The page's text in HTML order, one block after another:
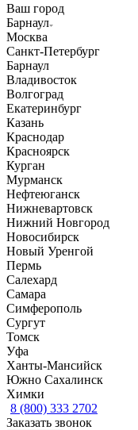
Ваш город
Барнаул
Москва
Санкт-Петербург
Барнаул
Владивосток
Волгоград
Екатеринбург
Казань
Краснодар
Красноярск
Курган
Мурманск
Нефтеюганск
Нижневартовск
Нижний Новгород
Новосибирск
Новый Уренгой
Пермь
Салехард
Самара
Симферополь
Сургут
Томск
Уфа
Ханты-Мансийск
Южно Сахалинск
Химки
8 (800) 333 2702
Заказать звонок